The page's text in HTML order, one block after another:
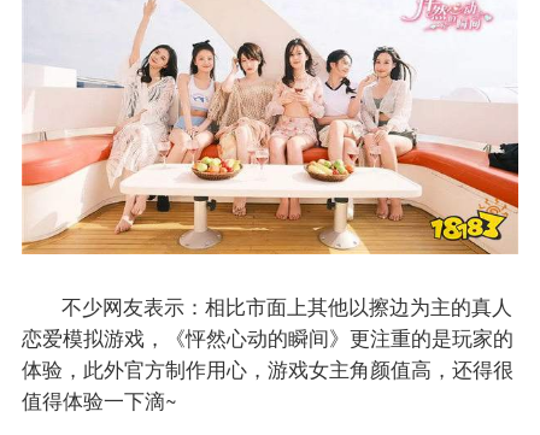
不少网友表示：相比市面上其他以擦边为主的真人
恋爱模拟游戏，《怦然心动的瞬间》更注重的是玩家的
体验，此外官方制作用心，游戏女主角颜值高，还得很
值得体验一下滴~